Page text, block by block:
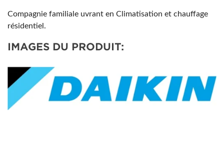
Compagnie familiale uvrant en Climatisation et chauffage
résidentiel.
IMAGES DU PRODUIT: